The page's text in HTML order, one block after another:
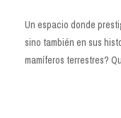
Un espacio donde
sino también en sus
mamíferos terrestres?